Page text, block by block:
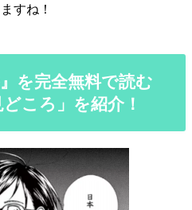
すね！
を完全無料で読む
ころ」を紹介！